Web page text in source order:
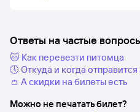
Ответы на частые
🐱 Как перевезти питомца
🕔 Откуда и когда отправится
👛 А скидки на билеты есть
Можно не печатать билет?